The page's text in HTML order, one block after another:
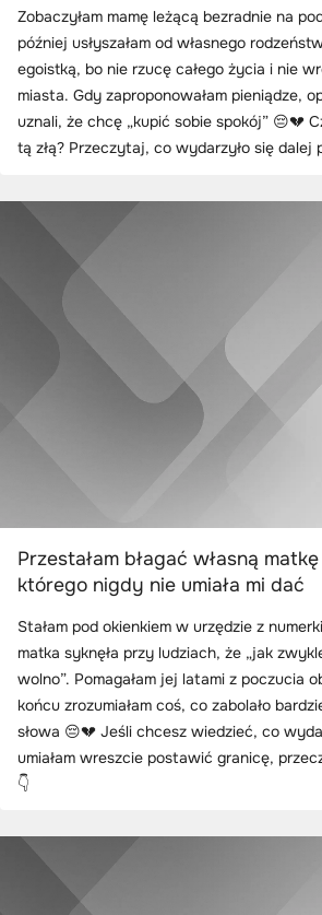
Zobaczyłam mamę leżącą bezradnie na
później usłyszałam od własnego
egoistką, bo nie rzucę całego życia i nie
miasta. Gdy zaproponowałam pieniądze,
uznali, że chcę „kupić sobie spokój” 😔💔
tą złą? Przeczytaj, co wydarzyło się dalej
Przestałam błagać własną
którego nigdy nie umiała mi dać
Stałam pod okienkiem w urzędzie z
matka syknęła przy ludziach, że „jak
wolno”. Pomagałam jej latami z poczucia
końcu zrozumiałam coś, co zabolało
słowa 😔💔 Jeśli chcesz wiedzieć, co
umiałam wreszcie postawić granicę,
👇